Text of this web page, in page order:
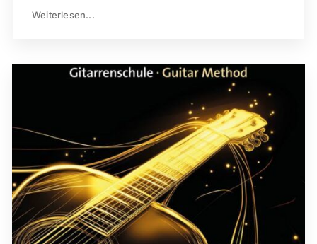
Weiterlesen...